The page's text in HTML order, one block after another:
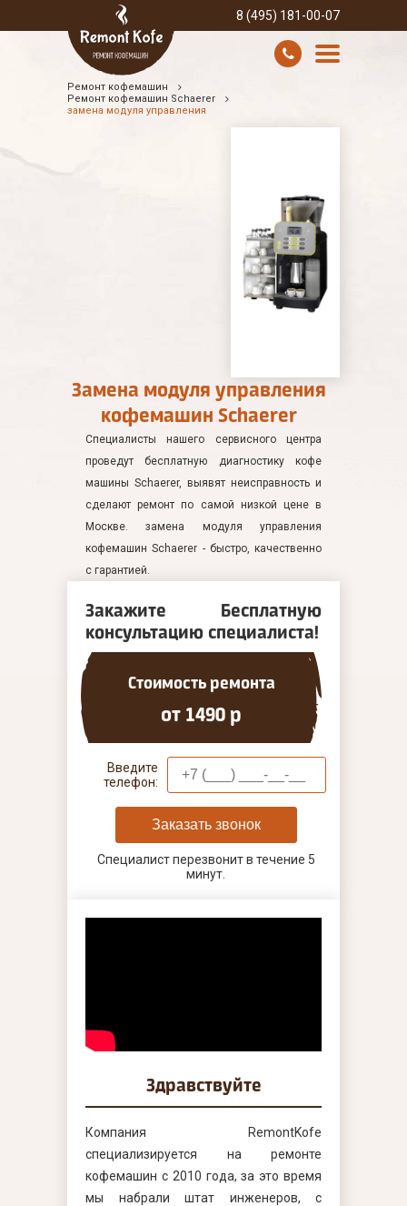
8 (495) 181-00-07
УСЛУГИ И ЦЕНЫ
Ремонт кофемашин
Ремонт кофемашин Schaerer
замена модуля управления
Замена модуля управления
кофемашин Schaerer
Специалисты нашего сервисного центра
проведут бесплатную диагностику кофе
машины Schaerer, выявят неисправность и
сделают ремонт по самой низкой цене в
Москве. замена модуля управления
кофемашин Schaerer - быстро, качественно
с гарантией.
Закажите Бесплатную
консультацию специалиста!
Стоимость ремонта
от 1490 р
Введите
телефон:
Заказать звонок
Специалист перезвонит в течение 5
минут.
Здравствуйте
Компания RemontKofe
специализируется на ремонте
кофемашин с 2010 года, за это время
мы набрали штат инженеров, с